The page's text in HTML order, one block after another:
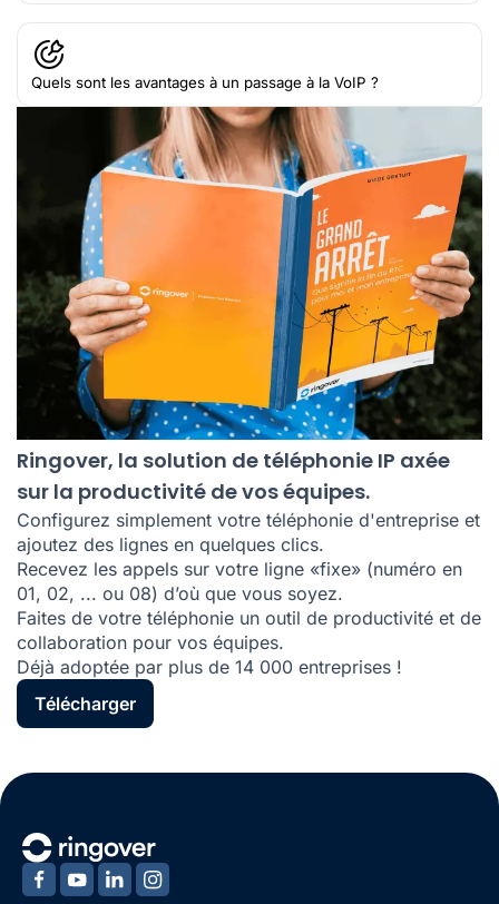
Quels sont les avantages à un passage à la VoIP ?
Ringover, la solution de téléphonie IP axée
sur la productivité de vos équipes.
Configurez simplement votre téléphonie d'entreprise et
ajoutez des lignes en quelques clics.
Recevez les appels sur votre ligne «fixe» (numéro en
01, 02, ... ou 08) d’où que vous soyez.
Faites de votre téléphonie un outil de productivité et de
collaboration pour vos équipes.
Déjà adoptée par plus de 14 000 entreprises !
Télécharger